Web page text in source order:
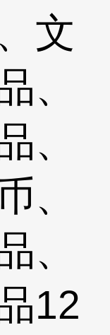
文
、
、
、
、
12